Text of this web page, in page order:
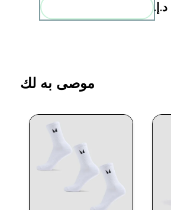
موصى به لك